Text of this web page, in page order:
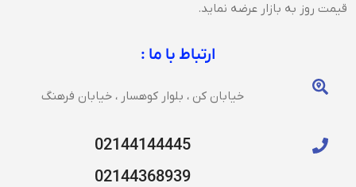
قیمت روز به بازار عرضه نماید.
ارتباط با ما :
خیابان کن ، بلوار کوهسار ، خیابان فرهنگ
02144144445
02144368939